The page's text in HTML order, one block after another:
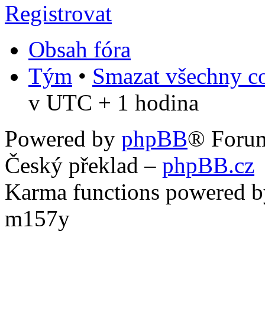
Registrovat
Obsah fóra
Tým • Smazat všechny
v UTC + 1 hodina
Powered by phpBB®
Český překlad – phpBB.cz
Karma functions powered
m157y